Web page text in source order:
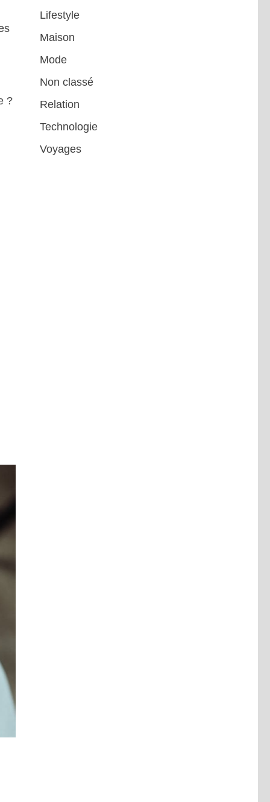
?
Lifestyle
Maison
Mode
Non classé
Relation
Technologie
Voyages